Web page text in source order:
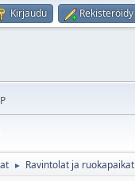
Kirjaudu Rekisteröidy
► Ravintolat ja ruokapaikat